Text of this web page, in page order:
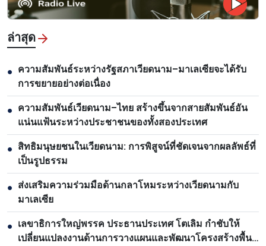
ล่าสุด
● ความสัมพันธ์ระหว่างรัฐสภาเวียดนาม–มาเลเซียจะได้รับ
การขยายอย่างต่อเนื่อง
● ความสัมพันธ์เวียดนาม–ไทย สร้างขึ้นจากสายสัมพันธ์อัน
แน่นแฟ้นระหว่างประชาชนของทั้งสองประเทศ
● สิทธิมนุษยชนในเวียดนาม: การพิสูจน์ที่ชัดเจนจากผลลัพธ์ที่
เป็นรูปธรรม
● ส่งเสริมความร่วมมือด้านกลาโหมระหว่างเวียดนามกับ
มาเลเซีย
● เลขาธิการใหญ่พรรค ประธานประเทศ โตเลิม กำชับให้
เปลี่ยนแปลงงานด้านการวางแผนและพัฒนาโครงสร้างพื้น